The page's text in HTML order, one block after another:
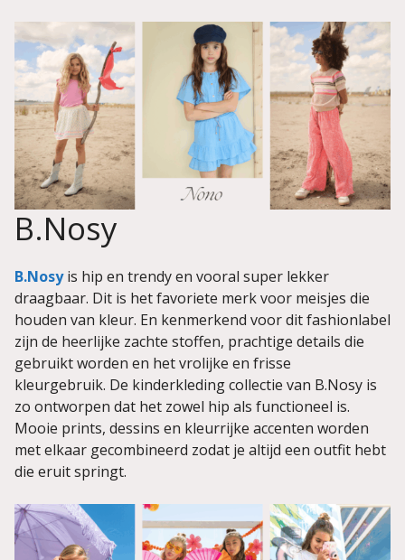
B.Nosy
B.Nosyis hip en trendy en vooral super lekker
draagbaar. Dit is het favoriete merk voor meisjes die
houden van kleur. En kenmerkend voor dit fashionlabel
zijn de heerlijke zachte stoffen, prachtige details die
gebruikt worden en het vrolijke en frisse
kleurgebruik. De kinderkleding collectie van B.Nosy is
zo ontworpen dat het zowel hip als functioneel is.
Mooie prints, dessins en kleurrijke accenten worden
met elkaar gecombineerd zodat je altijd een outfit hebt
die eruit springt.